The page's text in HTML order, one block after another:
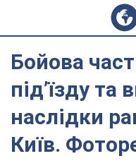
Бойова
під’їзду та
наслідки
Київ.